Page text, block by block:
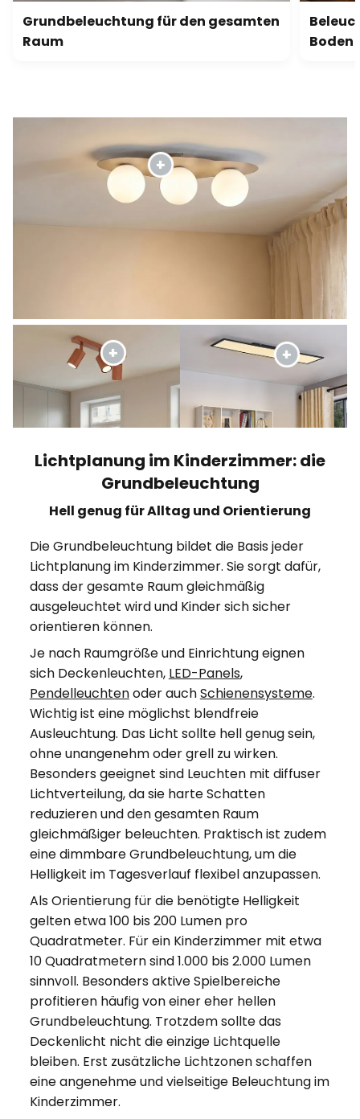
Grundbeleuchtung für den gesamten
Raum
Boden
Lichtplanung im Kinderzimmer: die
Grundbeleuchtung
Hell genug für Alltag und Orientierung
Die Grundbeleuchtung bildet die Basis jeder
Lichtplanung im Kinderzimmer. Sie sorgt dafür,
dass der gesamte Raum gleichmäßig
ausgeleuchtet wird und Kinder sich sicher
orientieren können.
Je nach Raumgröße und Einrichtung eignen
sich Deckenleuchten, LED-Panels,
Pendelleuchtenoder auchSchienensysteme.
Wichtig ist eine möglichst blendfreie
Ausleuchtung. Das Licht sollte hell genug sein,
ohne unangenehm oder grell zu wirken.
Besonders geeignet sind Leuchten mit diffuser
Lichtverteilung, da sie harte Schatten
reduzieren und den gesamten Raum
gleichmäßiger beleuchten. Praktisch ist zudem
eine dimmbare Grundbeleuchtung, um die
Helligkeit im Tagesverlauf flexibel anzupassen.
Als Orientierung für die benötigte Helligkeit
gelten etwa 100 bis 200 Lumen pro
Quadratmeter. Für ein Kinderzimmer mit etwa
10 Quadratmetern sind 1.000 bis 2.000 Lumen
sinnvoll. Besonders aktive Spielbereiche
profitieren häufig von einer eher hellen
Grundbeleuchtung. Trotzdem sollte das
Deckenlicht nicht die einzige Lichtquelle
bleiben. Erst zusätzliche Lichtzonen schaffen
eine angenehme und vielseitige Beleuchtung im
Kinderzimmer.